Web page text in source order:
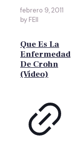
febrero 9, 2011
by FEII
Que Es La
Enfermedad
De Crohn
(Vídeo)